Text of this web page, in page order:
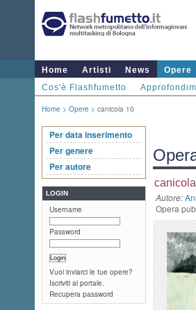
Home Artisti News Opere
Cos'è Flashfumetto
Home > Opere > canicola 10
Per data inserimento
Per genere
Per autore
LOGIN
Username
Password
Vuoi inviarci le tue opere?
Iscriviti al portale.
Recupera password
Autore:
Opera